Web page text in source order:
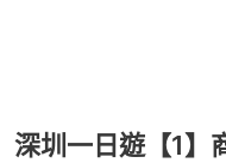
深圳一日遊【1